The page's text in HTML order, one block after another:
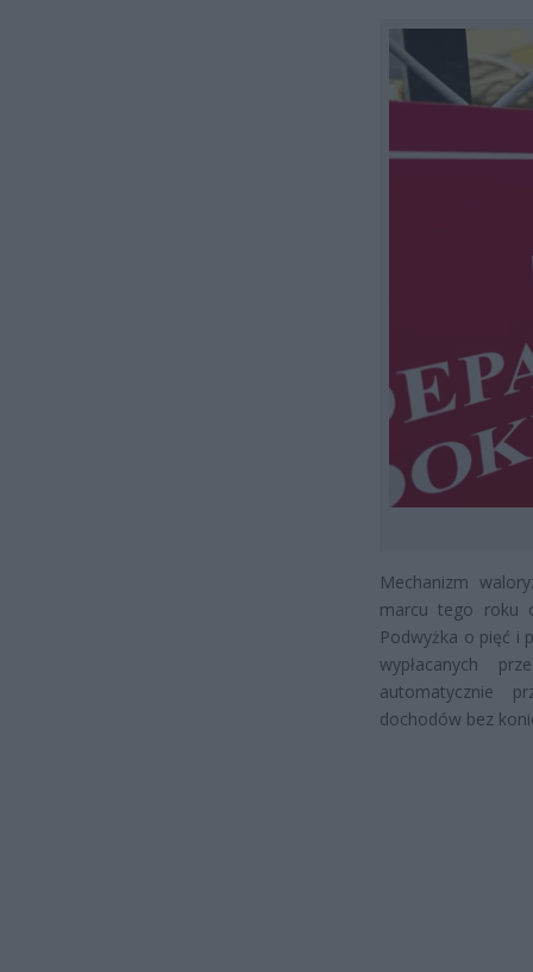
Mechanizm
marcu tego roku
Podwyżka o pięć i
wypłacanych
automatycznie
dochodów bez